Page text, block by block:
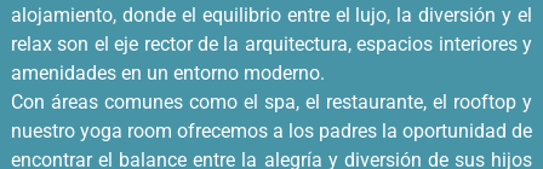
alojamiento, donde el equilibrio entre el lujo, la diversión y el
relax son el eje rector de la arquitectura, espacios interiores y
amenidades en un entorno moderno.
Con áreas comunes como el spa, el restaurante, el rooftop y
nuestro yoga room ofrecemos a los padres la oportunidad de
encontrar el balance entre la alegría y diversión de sus hijos